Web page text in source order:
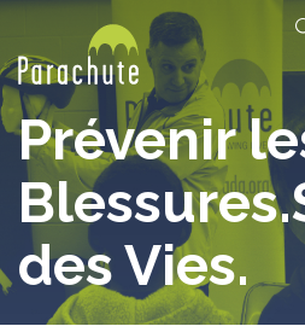
Prévenir
Blessures.
des Vies.